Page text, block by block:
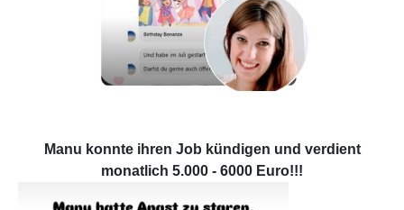
Manu konnte ihren Job kündigen und verdient
monatlich 5.000 - 6000 Euro!!!